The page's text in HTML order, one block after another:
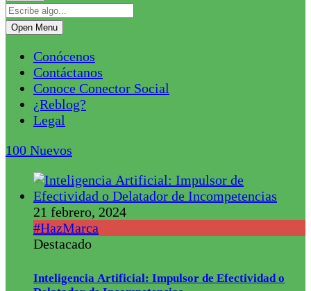
Open Menu
Conócenos
Contáctanos
Conoce Conector Social
¿Reblog?
Legal
100 Nuevos
21 febrero, 2024
#HazMarca
Destacado
Inteligencia Artificial: Impulsor de Efectividad o